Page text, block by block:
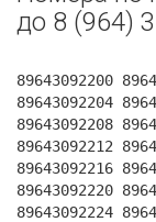
до 8 (964)
89643092200
89643092204
89643092208
89643092212
89643092216
89643092220
89643092224